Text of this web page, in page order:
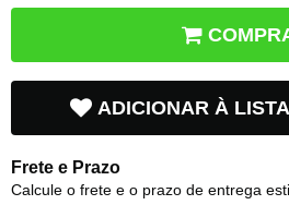
ADICIONAR À
Frete e Prazo
Calcule o frete e o prazo de entrega